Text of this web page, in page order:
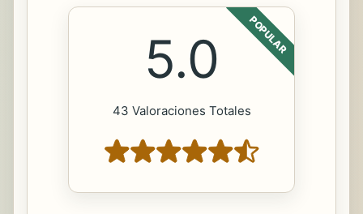
POPULAR
5.0
43 Valoraciones Totales